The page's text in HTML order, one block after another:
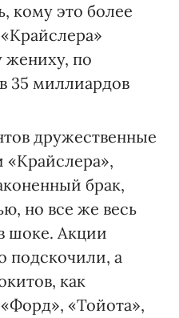
кому это более
по
35 миллиардов
дружественные
брак,
но все же весь
шоке. Акции
подскочили, а
как
«Тойота»,